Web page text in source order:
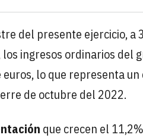
del presente ejercicio, a
ingresos ordinarios del
lo que representa un
de octubre del 2022.
que crecen el